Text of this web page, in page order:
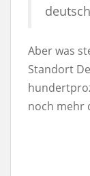
Aber was
Standort
noch mehr